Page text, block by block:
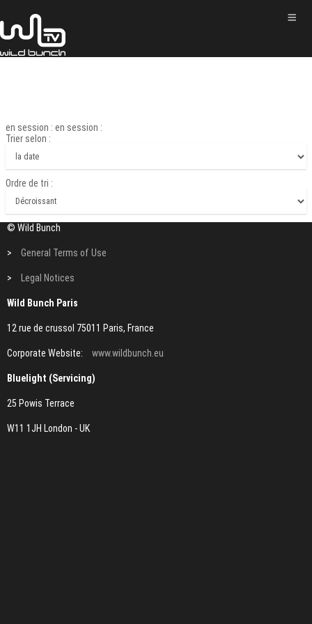
en session : en session :
Trier selon :
Ordre de tri :
© Wild Bunch
> General Terms of Use
> Legal Notices
Wild Bunch Paris
12 rue de crussol 75011 Paris, France
Corporate Website: www.wildbunch.eu
Bluelight (Servicing)
25 Powis Terrace
W11 1JH London - UK